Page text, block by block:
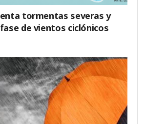
tormentas severas y
de vientos ciclónicos